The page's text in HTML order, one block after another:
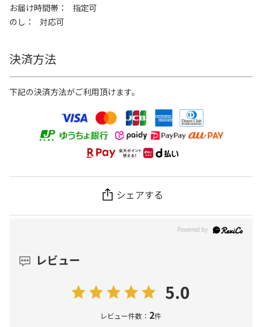
お届け時間帯
指定可
のし
対応可
決済方法
下記の決済方法がご利用頂けます。
シェアする
レビュー
5.0
レビュー件数： 2件